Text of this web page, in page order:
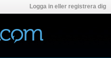
Logga in eller registrera dig